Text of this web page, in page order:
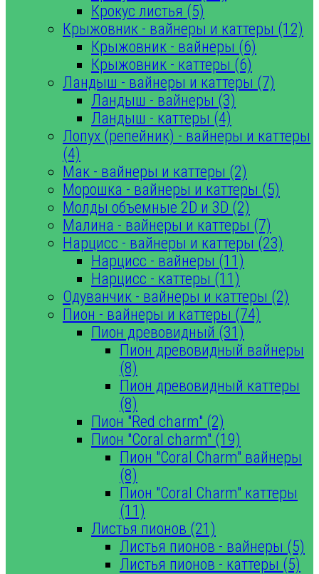
Крокус листья (5)
Крыжовник - вайнеры и каттеры (12)
Крыжовник - вайнеры (6)
Крыжовник - каттеры (6)
Ландыш - вайнеры и каттеры (7)
Ландыш - вайнеры (3)
Ландыш - каттеры (4)
Лопух (репейник) - вайнеры и каттеры
(4)
Мак - вайнеры и каттеры (2)
Морошка - вайнеры и каттеры (5)
Молды объемные 2D и 3D (2)
Малина - вайнеры и каттеры (7)
Нарцисс - вайнеры и каттеры (23)
Нарцисс - вайнеры (11)
Нарцисс - каттеры (11)
Одуванчик - вайнеры и каттеры (2)
Пион - вайнеры и каттеры (74)
Пион древовидный (31)
Пион древовидный вайнеры
(8)
Пион древовидный каттеры
(8)
Пион "Red charm" (2)
Пион "Coral charm" (19)
Пион "Coral Charm" вайнеры
(8)
Пион "Coral Charm" каттеры
(11)
Листья пионов (21)
Листья пионов - вайнеры (5)
Листья пионов - каттеры (5)